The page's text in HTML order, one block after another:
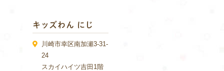
キッズわん にじ
川崎市幸区南加瀬3-31-
24
スカイハイツ吉田1階